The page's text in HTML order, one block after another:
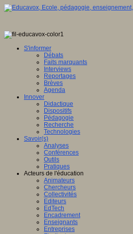
S'informer
Débats
Faits marquants
Interviews
Reportages
Brèves
Agenda
Innover
Didactique
Dispositifs
Pédagogie
Recherche
Technologies
Savoir(s)
Analyses
Conférences
Outils
Pratiques
Acteurs de l'éducation
Animateurs
Chercheurs
Collectivités
Editeurs
EdTech
Encadrement
Enseignants
Entreprises